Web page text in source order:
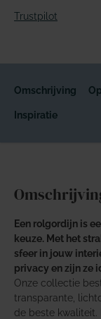
Trustpilot
Omschrijving
Inspiratie
Een rolgordijn is
keuze. Met het
sfeer in jouw
privacy en zijn ze
Onze collectie
transparante,
de beste kwaliteit.